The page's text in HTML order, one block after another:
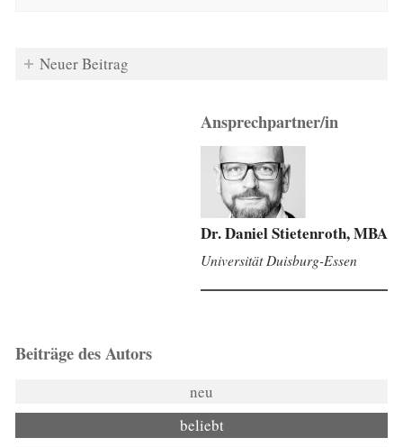
Neuer Beitrag
Ansprechpartner/in
Dr. Daniel Stietenroth, MBA
Universität Duisburg-Essen
Beiträge des Autors
neu
beliebt